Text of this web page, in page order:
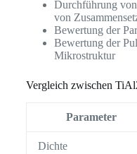
Durchführung
von
Bewertung der
Bewertung der
Mikrostruktur
Vergleich zwischen
Parameter
Dichte